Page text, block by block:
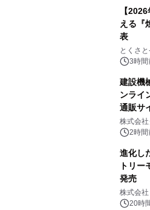
【
える『
表
とくさ
3時間
建設機
ンライ
通販サ
プン
株式会
2時間
進化し
トリー
発売
株式会
20時